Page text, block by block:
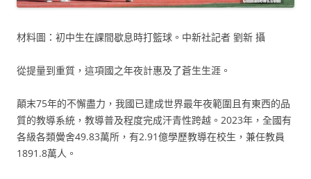
材料圖：初中生在課間歇息時打籃球。中新社記者 劉新 攝
從提量到重質，這項國之年夜計惠及了蒼生生涯。
顛末75年的不懈盡力，我國已建成世界最年夜範圍且有東西的品
質的教導系統，教導普及程度完成汗青性跨越。2023年，全國有
各級各類黌舍49.83萬所，有2.91億學歷教導在校生，兼任教員
1891.8萬人。